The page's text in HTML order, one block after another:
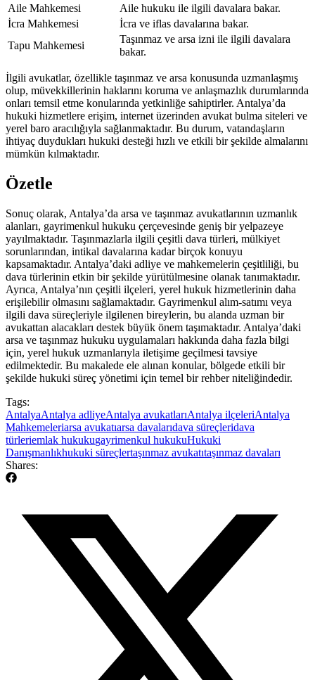
Aile Mahkemesi
Aile hukuku ile ilgili davalara bakar.
İcra Mahkemesi
İcra ve iflas davalarına bakar.
Tapu Mahkemesi
Taşınmaz ve arsa izni ile ilgili davalara
bakar.
İlgili avukatlar, özellikle taşınmaz ve arsa konusunda uzmanlaşmış
olup, müvekkillerinin haklarını koruma ve anlaşmazlık durumlarında
onları temsil etme konularında yetkinliğe sahiptirler. Antalya’da
hukuki hizmetlere erişim, internet üzerinden avukat bulma siteleri ve
yerel baro aracılığıyla sağlanmaktadır. Bu durum, vatandaşların
ihtiyaç duydukları hukuki desteği hızlı ve etkili bir şekilde almalarını
mümkün kılmaktadır.
Özetle
Sonuç olarak, Antalya’da arsa ve taşınmaz avukatlarının uzmanlık
alanları, gayrimenkul hukuku çerçevesinde geniş bir yelpazeye
yayılmaktadır. Taşınmazlarla ilgili çeşitli dava türleri, mülkiyet
sorunlarından, intikal davalarına kadar birçok konuyu
kapsamaktadır. Antalya’daki adliye ve mahkemelerin çeşitliliği, bu
dava türlerinin etkin bir şekilde yürütülmesine olanak tanımaktadır.
Ayrıca, Antalya’nın çeşitli ilçeleri, yerel hukuk hizmetlerinin daha
erişilebilir olmasını sağlamaktadır. Gayrimenkul alım-satımı veya
ilgili dava süreçleriyle ilgilenen bireylerin, bu alanda uzman bir
avukattan alacakları destek büyük önem taşımaktadır. Antalya’daki
arsa ve taşınmaz hukuku uygulamaları hakkında daha fazla bilgi
için, yerel hukuk uzmanlarıyla iletişime geçilmesi tavsiye
edilmektedir. Bu makalede ele alınan konular, bölgede etkili bir
şekilde hukuki süreç yönetimi için temel bir rehber niteliğindedir.
Tags:
AntalyaAntalya adliyeAntalya avukatlarıAntalya ilçeleriAntalya
Mahkemeleriarsa avukatıarsa davalarıdava süreçleridava
türleriemlak hukukugayrimenkul hukukuHukuki
Danışmanlıkhukuki süreçlertaşınmaz avukatıtaşınmaz davaları
Shares: